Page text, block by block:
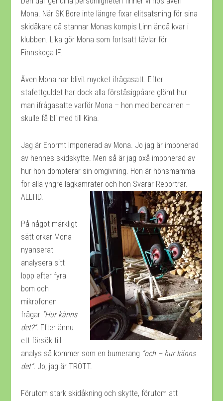
Mona. När SK Bore inte längre fixar elitsatsning för sina
skidåkare då stannar Monas kompis Linn ändå kvar i
klubben. Lika gör Mona som fortsatt tävlar för
Finnskoga IF.
Även Mona har blivit mycket ifrågasatt. Efter
stafettguldet har dock alla förståsigpåare glömt hur
man ifrågasatte varför Mona – hon med bendarren –
skulle få bli med till Kina.
Jag är Enormt Imponerad av Mona. Jo jag är imponerad
av hennes skidskytte. Men så är jag oxå imponerad av
hur hon dompterar sin omgivning. Hon är hönsmamma
för alla yngre lagkamrater och hon Svarar Reportrar.
ALLTID.
På något märkligt
sätt orkar Mona
nyanserat
analysera sitt
lopp efter fyra
bom och
mikrofonen
frågar ”Hur känns
det?”. Efter ännu
ett försök till
analys så kommer som en bumerang ”och – hur känns
det”. Jo, jag är TRÖTT.
Förutom stark skidåkning och skytte, förutom att